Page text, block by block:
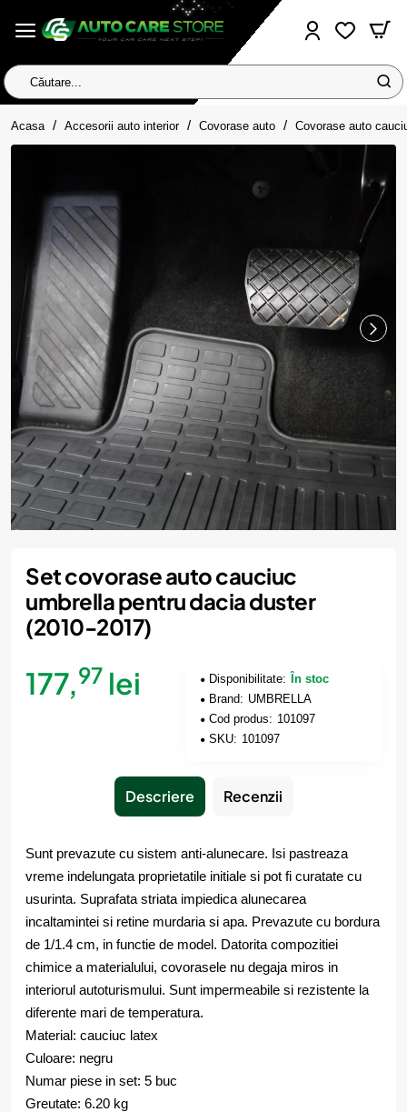
Căutare...
Acasa homeAccesorii auto interior Covorase auto Covorase auto
Set covorase auto cauciuc
umbrella pentru dacia duster
(2010-2017)
177,97 lei Disponibilitate:
În stoc
Brand: UMBRELLA
Cod produs: 101097
SKU: 101097
Descriere Recenzii
Sunt prevazute cu sistem anti-alunecare. Isi pastreaza
vreme indelungata proprietatile initiale si pot fi curatate cu
usurinta. Suprafata striata impiedica alunecarea
incaltamintei si retine murdaria si apa. Prevazute cu bordura
de 1/1.4 cm, in functie de model. Datorita compozitiei
chimice a materialului, covorasele nu degaja miros in
interiorul autoturismului. Sunt impermeabile si rezistente la
diferente mari de temperatura.
Material: cauciuc latex
Culoare: negru
Numar piese in set: 5 buc
Greutate: 6.20 kg